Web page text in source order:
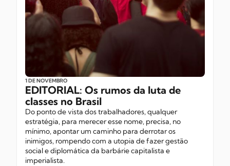
1 DE NOVEMBRO
EDITORIAL: Os rumos da luta de
classes no Brasil
Do ponto de vista dos trabalhadores, qualquer
estratégia, para merecer esse nome, precisa, no
mínimo, apontar um caminho para derrotar os
inimigos, rompendo com a utopia de fazer gestão
social e diplomática da barbárie capitalista e
imperialista.